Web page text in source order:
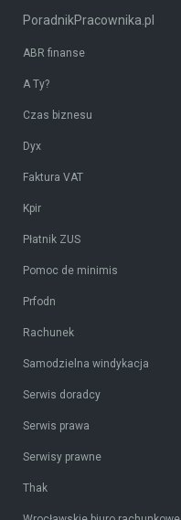
PoradnikPracownika.pl
ABR finanse
A Ty?
Czas biznesu
Dyx
Faktura VAT
Kpir
Płatnik ZUS
Pomoc de minimis
Prfodn
Rachunek
Samodzielna windykacja
Serwis doradcy
Serwis prawa
Serwisy prawne
Thak